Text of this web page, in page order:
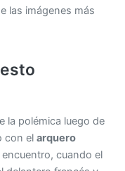
las imágenes más
la polémica luego de
con elarquero
encuentro, cuando el